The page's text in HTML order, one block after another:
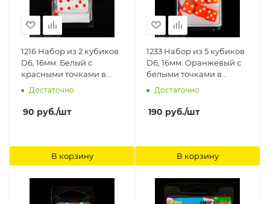
1216 Набор из 2 кубиков
D6, 16мм. Белый с
красными точками в
блистере Звезда
Достаточно
90 руб./шт
В корзину
1233 Набор из 5 кубиков
D6, 16мм. Оранжевый с
белыми точками в
блистере Звезда
Достаточно
190 руб./шт
В корзину